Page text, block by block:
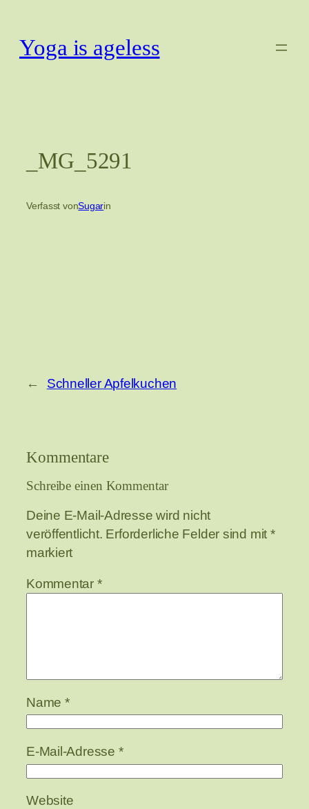
springen
Yoga is ageless
_MG_5291
Verfasst vonSugarin
← Schneller Apfelkuchen
Kommentare
Schreibe einen Kommentar
Deine E-Mail-Adresse wird nicht
veröffentlicht. Erforderliche Felder sind mit *
markiert
Kommentar *
Name *
E-Mail-Adresse *
Website